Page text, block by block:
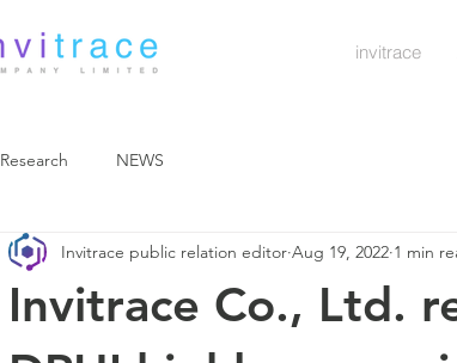
invitrace
Research NEWS
Invitrace Co., Ltd.
Invitrace public relation editor Aug 19, 2022 1 min